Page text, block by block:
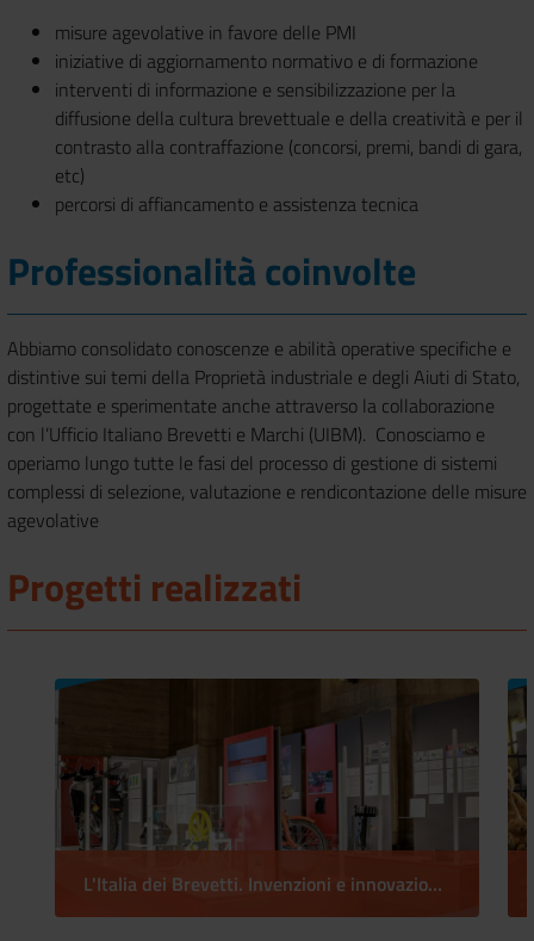
misure agevolative in favore delle PMI
iniziative di aggiornamento normativo e di formazione
interventi di informazione e sensibilizzazione per la
diffusione della cultura brevettuale e della creatività e per il
contrasto alla contraffazione (concorsi, premi, bandi di gara,
etc)
percorsi di affiancamento e assistenza tecnica
Professionalità coinvolte
Abbiamo consolidato conoscenze e abilità operative specifiche e
distintive sui temi della Proprietà industriale e degli Aiuti di Stato,
progettate e sperimentate anche attraverso la collaborazione
con l’Ufficio Italiano Brevetti e Marchi (UIBM). Conosciamo e
operiamo lungo tutte le fasi del processo di gestione di sistemi
complessi di selezione, valutazione e rendicontazione delle misure
agevolative
Progetti realizzati
L'Italia dei Brevetti. Invenzioni e innovazioni di successo!